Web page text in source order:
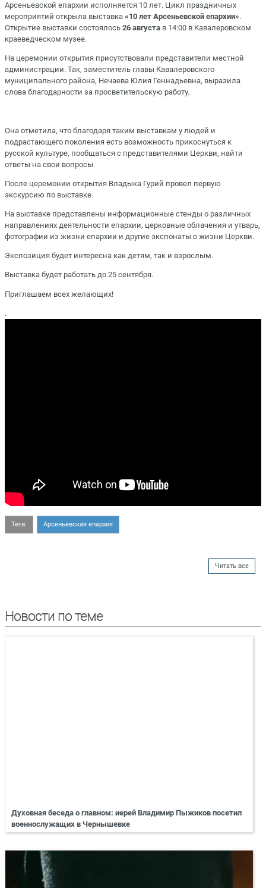
Арсеньевской епархии исполняется 10 лет. Цикл праздничных
мероприятий открыла выставка «10 лет Арсеньевской епархии».
Открытие выставки состоялось 26 августа в 14:00 в Кавалеровском
краеведческом музее.
На церемонии открытия присутствовали представители местной
администрации. Так, заместитель главы Кавалеровского
муниципального района, Нечаева Юлия Геннадьевна, выразила
слова благодарности за просветительскую работу.
Она отметила, что благодаря таким выставкам у людей и
подрастающего поколения есть возможность прикоснуться к
русской культуре, пообщаться с представителями Церкви, найти
ответы на свои вопросы.
После церемонии открытия Владыка Гурий провел первую
экскурсию по выставке.
На выставке представлены информационные стенды о различных
направлениях деятельности епархии, церковные облачения и утварь,
фотографии из жизни епархии и другие экспонаты о жизни Церкви.
Экспозиция будет интересна как детям, так и взрослым.
Выставка будет работать до 25 сентября.
Приглашаем всех желающих!
.
Теги: Арсеньевская епархия
Читать все
Новости по теме
Духовная беседа о главном: иерей Владимир Пыжиков посетил
военнослужащих в Чернышевке